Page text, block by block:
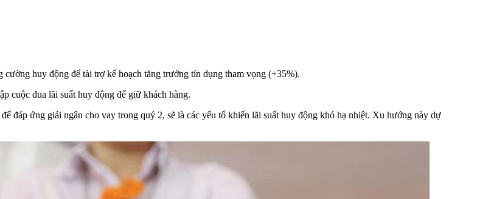
huy động để tài trợ kế hoạch tăng trưởng tín dụng tham vọng (+35%).
cuộc đua lãi suất huy động để giữ khách hàng.
đáp ứng giải ngân cho vay trong quý 2, sẽ là các yếu tố khiến lãi suất huy động khó hạ nhiệt. Xu hướng này dự